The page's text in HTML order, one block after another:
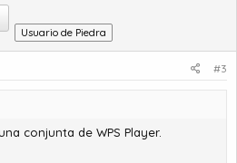
Usuario de Piedra
#3
conjunta de WPS Player.